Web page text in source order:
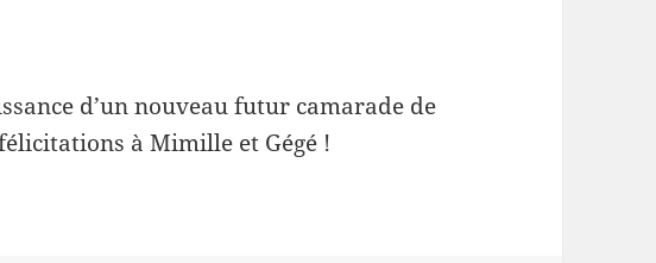
d’un nouveau futur camarade de
à Mimille et Gégé !